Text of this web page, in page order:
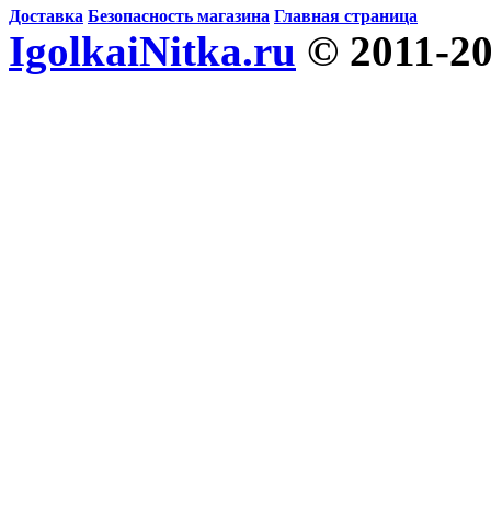
Доставка Безопасность магазина Главная страница
IgolkaiNitka.ru © 2011-